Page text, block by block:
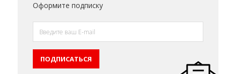
Оформите подписку